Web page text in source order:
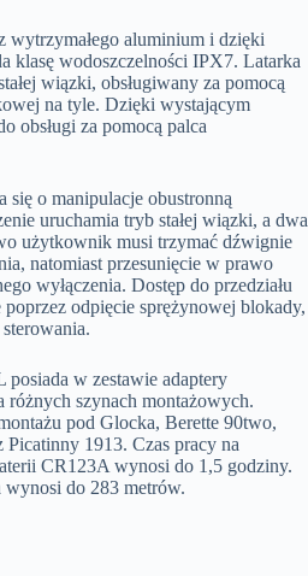
aluminium i dzięki
klasę wodoszczelności IPX7. Latarka
wiązki, obsługiwany za pomocą
na tyle. Dzięki wystającym
obsługi za pomocą palca
się o manipulacje obustronną
uruchamia tryb stałej wiązki, a dwa
użytkownik musi trzymać dźwignie
natomiast przesunięcie w prawo
wyłączenia. Dostęp do przedziału
odpięcie sprężynowej blokady,
w zestawie adaptery
różnych szynach montażowych.
pod Glocka, Berette 90two,
1913. Czas pracy na
CR123A wynosi do 1,5 godziny.
wynosi do 283 metrów.